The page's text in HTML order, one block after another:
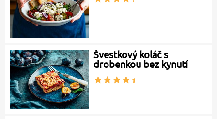
Švestkový koláč s
drobenkou bez kynutí